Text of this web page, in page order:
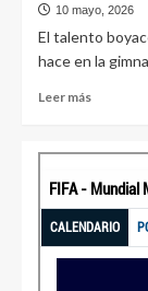
10 mayo, 2026
El talento
hace en la
Leer más